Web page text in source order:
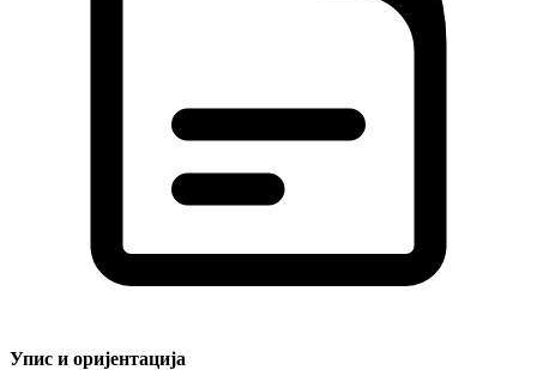
Упис и оријентација